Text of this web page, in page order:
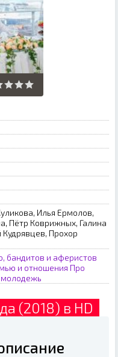
Илья Ермолов,
Пётр Коврижных, Галина
Прохор
бандитов и аферистов
и отношения Про
молодежь
(2018) в HD